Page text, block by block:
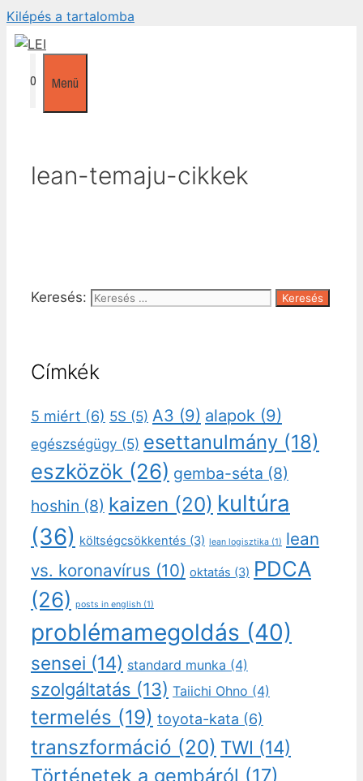
Kilépés a tartalomba
0 Menü
lean-temaju-cikkek
Keresés:
Címkék
5 miért (6) 5S (5) A3 (9) alapok (9)
egészségügy (5) esettanulmány (18)
eszközök (26) gemba-séta (8)
hoshin (8) kaizen (20) kultúra
(36) költségcsökkentés (3) lean logisztika (1) lean
vs. koronavírus (10) oktatás (3) PDCA
(26) posts in english (1)
problémamegoldás (40)
sensei (14) standard munka (4)
szolgáltatás (13) Taiichi Ohno (4)
termelés (19) toyota-kata (6)
transzformáció (20) TWI (14)
Történetek a gembáról (17)